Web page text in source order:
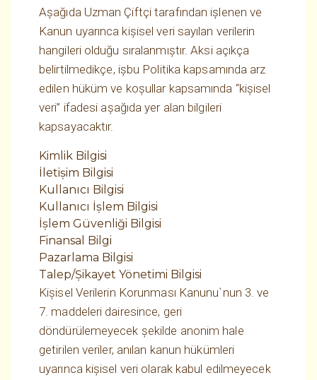
Aşağıda Uzman Çiftçi tarafından işlenen ve
Kanun uyarınca kişisel veri sayılan verilerin
hangileri olduğu sıralanmıştır. Aksi açıkça
belirtilmedikçe, işbu Politika kapsamında arz
edilen hüküm ve koşullar kapsamında “kişisel
veri” ifadesi aşağıda yer alan bilgileri
kapsayacaktır.
Kimlik Bilgisi
İletişim Bilgisi
Kullanıcı Bilgisi
Kullanıcı İşlem Bilgisi
İşlem Güvenliği Bilgisi
Finansal Bilgi
Pazarlama Bilgisi
Talep/Şikayet Yönetimi Bilgisi
Kişisel Verilerin Korunması Kanunu`nun 3. ve
7. maddeleri dairesince, geri
döndürülemeyecek şekilde anonim hale
getirilen veriler, anılan kanun hükümleri
uyarınca kişisel veri olarak kabul edilmeyecek